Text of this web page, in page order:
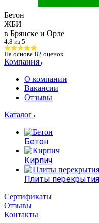
Бетон
ЖБИ
в Брянске и Орле
4.8 из 5
На основе 82 оценок
Компания
О компании
Вакансии
Отзывы
Каталог
Бетон
Кирпич
Плиты перекрытия
Сертификаты
Отзывы
Контакты